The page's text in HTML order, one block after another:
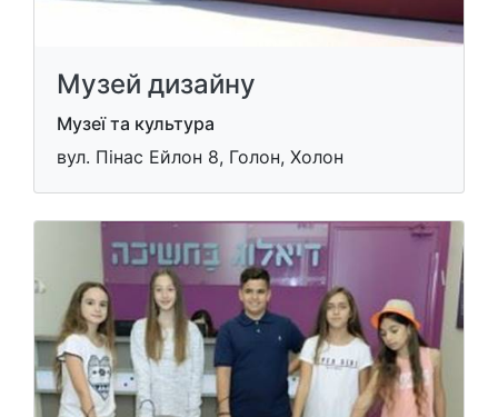
Музей дизайну
Музеї та культура
вул. Пінас Ейлон 8, Голон, Холон